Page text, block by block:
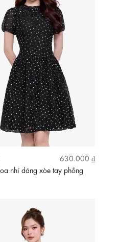
710.000 ₫
kế dáng xòe cổ V